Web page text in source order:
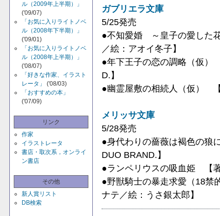
ル（2009年上半期）」
('09/07)
「お気に入りライトノベ
ル（2008年下半期）」
('09/01)
「お気に入りライトノベ
ル（2008年上半期）」
('08/07)
「好きな作家、イラスト
レータ」
('08/03)
「おすすめの本」
('07/09)
リンク
作家
イラストレータ
書店・取次系，オンライ
ン書店
その他
新人賞リスト
DB検索
ガブリエラ文庫
5/25発売
●不知愛婚 ～皇子の愛した
／絵：アオイ冬子】
●年下王子の恋の調略（仮
D.】
●幽霊屋敷の相続人（仮）
メリッサ文庫
5/28発売
●身代わりの薔薇は褐色の
DUO BRAND.】
●ランペリウスの吸血姫 【
●野獣騎士の暴走求愛（18
ナテ／絵：うさ銀太郎】